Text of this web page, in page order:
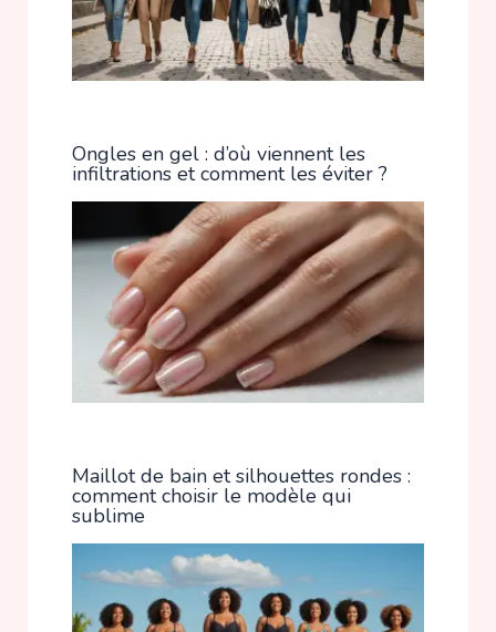
Ongles en gel : d’où viennent les
infiltrations et comment les éviter ?
Maillot de bain et silhouettes rondes :
comment choisir le modèle qui
sublime